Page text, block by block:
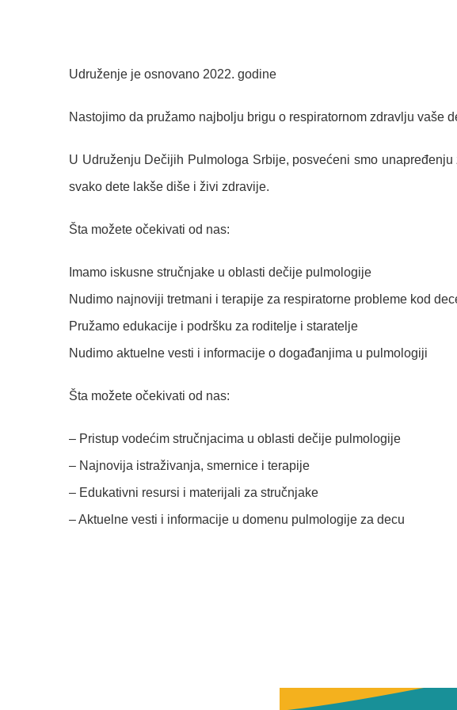
Udruženje je osnovano 2022. godine
Nastojimo da pružamo najbolju brigu o respiratornom zdravlju vaše
U Udruženju Dečijih Pulmologa Srbije, posvećeni smo
svako dete lakše diše i živi zdravije.
Šta možete očekivati od nas:
Imamo iskusne stručnjake u oblasti dečije pulmologije
Nudimo najnoviji tretmani i terapije za respiratorne probleme kod
Pružamo edukacije i podršku za roditelje i staratelje
Nudimo aktuelne vesti i informacije o događanjima u pulmologiji
Šta možete očekivati od nas:
– Pristup vodećim stručnjacima u oblasti dečije pulmologije
– Najnovija istraživanja, smernice i terapije
– Edukativni resursi i materijali za stručnjake
– Aktuelne vesti i informacije u domenu pulmologije za decu